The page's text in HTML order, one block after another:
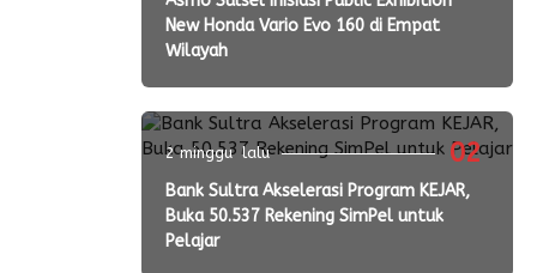
New Honda Vario Evo 160 di Empat
Wilayah
02
2 minggu lalu
Bank Sultra Akselerasi Program KEJAR,
Buka 50.537 Rekening SimPel untuk
Pelajar